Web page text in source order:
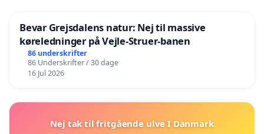
Bevar Grejsdalens natur: Nej til massive
køreledninger på Vejle-Struer-banen
86 underskrifter
86 Underskrifter / 30 dage
16 Jul 2026
Nej tak til fritgående ulve I Danmark